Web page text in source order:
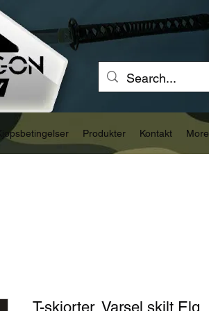
Kjøpsbetingelser Produkter Kontakt More
T-skjorter, Varsel skilt Elg